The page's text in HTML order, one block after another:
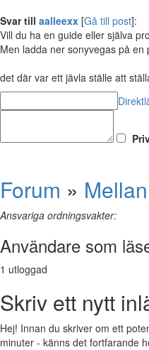
Svar till aalleexx [Gå till post]:
Vill du ha en guide eller själva
Men ladda ner sonyvegas på
det där var ett jävla ställe att
Forum »
Ansvariga ordningsvakter:
Användare som
1 utloggad
Skriv ett nytt
Hej! Innan du skriver om ett
minuter - känns det fortfarande